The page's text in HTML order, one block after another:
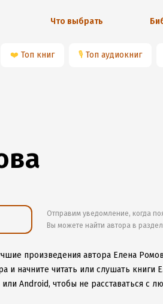
Что выбрать
❤️ Топ книг 🎙 Топ аудиокниг
Отправим уведомление, когда
Вы можете найти автора в
произведения автора Елена
и начните читать или слушать книги
Android, чтобы не расставаться с